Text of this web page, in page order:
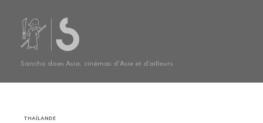
Sancho does Asia, cinémas d'Asie et d'ailleurs
THAÏLANDE